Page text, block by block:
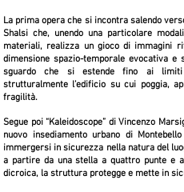
La prima opera che si incontra salendo
Shalsi che, unendo una particolare
materiali, realizza un gioco di immagini
dimensione spazio-temporale evocativa
sguardo che si estende fino ai limiti
strutturalmente l’edificio su cui poggia,
fragilità.
Segue poi “Kaleidoscope” di Vincenzo
nuovo insediamento urbano di
immergersi in sicurezza nella natura del
a partire da una stella a quattro punte e
dicroica, la struttura protegge e mette in